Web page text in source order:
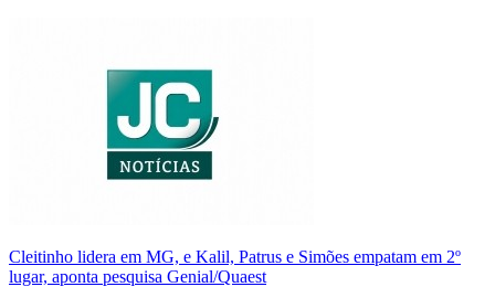
Cleitinho lidera em MG, e Kalil, Patrus e Simões empatam em 2º
lugar, aponta pesquisa Genial/Quaest